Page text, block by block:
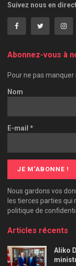
Suivez nous en
Abonnez-vous à
Pour ne pas
Nom
E-mail *
Nous gardons vos
les tierces parties qui
politique de
Articles récents
Aliko